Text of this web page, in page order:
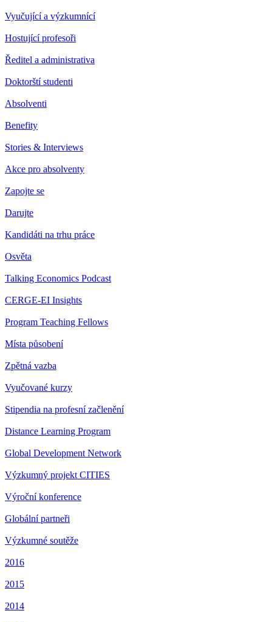
Vyučující a výzkumnící
Hostující profesoři
Ředitel a administrativa
Doktorští studenti
Absolventi
Benefity
Stories & Interviews
Akce pro absolventy
Zapojte se
Darujte
Kandidáti na trhu práce
Osvěta
Talking Economics Podcast
CERGE-EI Insights
Program Teaching Fellows
Místa působení
Zpětná vazba
Vyučované kurzy
Stipendia na profesní začlenění
Distance Learning Program
Global Development Network
Výzkumný projekt CITIES
Výroční konference
Globální partneři
Výzkumné soutěže
2016
2015
2014